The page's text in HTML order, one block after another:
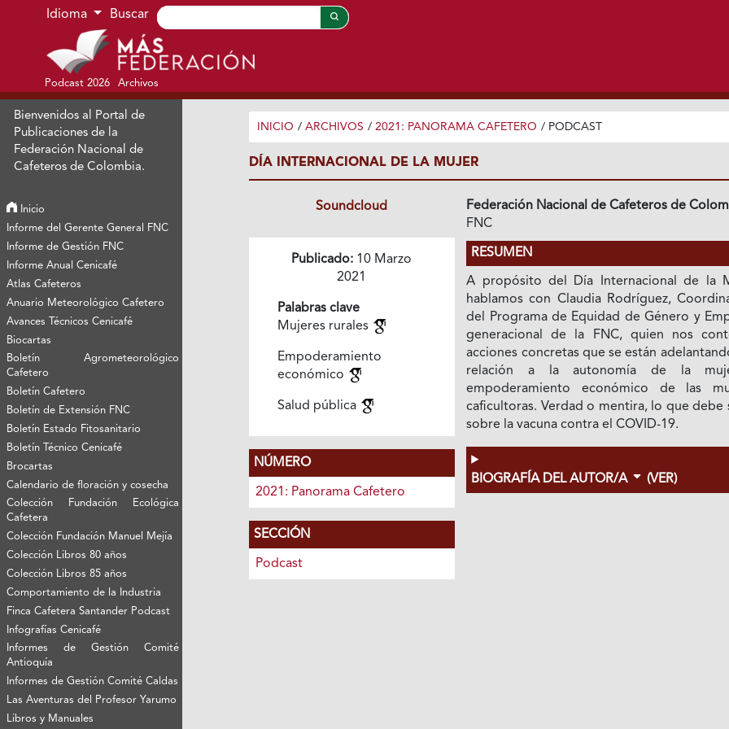
Ir al menú de navegación principal
Ir al contenido principal
Ir al pie de página del sitio
Idioma Buscar
Podcast 2026 Archivos
Bienvenidos al Portal de
Publicaciones de la
Federación Nacional de
Cafeteros de Colombia.
Inicio
Informe del Gerente General FNC
Informe de Gestión FNC
Informe Anual Cenicafé
Atlas Cafeteros
Anuario Meteorológico Cafetero
Avances Técnicos Cenicafé
Biocartas
Boletín Agrometeorológico
Cafetero
Boletín Cafetero
Boletín de Extensión FNC
Boletín Estado Fitosanitario
Boletín Técnico Cenicafé
Brocartas
Calendario de floración y cosecha
Colección Fundación Ecológica
Cafetera
Colección Fundación Manuel Mejía
Colección Libros 80 años
Colección Libros 85 años
Comportamiento de la Industria
Finca Cafetera Santander Podcast
Infografías Cenicafé
Informes de Gestión Comité
Antioquía
Informes de Gestión Comité Caldas
Las Aventuras del Profesor Yarumo
Libros y Manuales
INICIO / ARCHIVOS / 2021: PANORAMA CAFETERO / PODCAST
DÍA INTERNACIONAL DE LA MUJER
Soundcloud
Publicado: 10 Marzo
2021
Palabras clave
Mujeres rurales
Empoderamiento
económico
Salud pública
NÚMERO
2021: Panorama Cafetero
SECCIÓN
Podcast
Federación Nacional de Cafeteros de
FNC
RESUMEN
A propósito del Día Internacional de la
hablamos con Claudia Rodríguez,
del Programa de Equidad de Género y
generacional de la FNC, quien nos
acciones concretas que se están
relación a la autonomía de la
empoderamiento económico de las
caficultoras. Verdad o mentira, lo que debe
sobre la vacuna contra el COVID-19.
BIOGRAFÍA DEL AUTOR/A (VER)